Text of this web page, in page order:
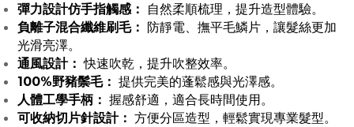
彈力設計仿手指觸感：
自然柔順梳理，提升造型體驗。
負離子混合纖維刷毛：
防靜電、撫平毛鱗片，讓髮絲更加
光滑亮澤。
通風設計： 快速吹乾，提升吹整效率。
100%野豬鬃毛： 提供完美的蓬鬆感與光澤感。
人體工學手柄： 握感舒適，適合長時間使用。
可收納切片針設計： 方便分區造型，輕鬆實現專業髮型。